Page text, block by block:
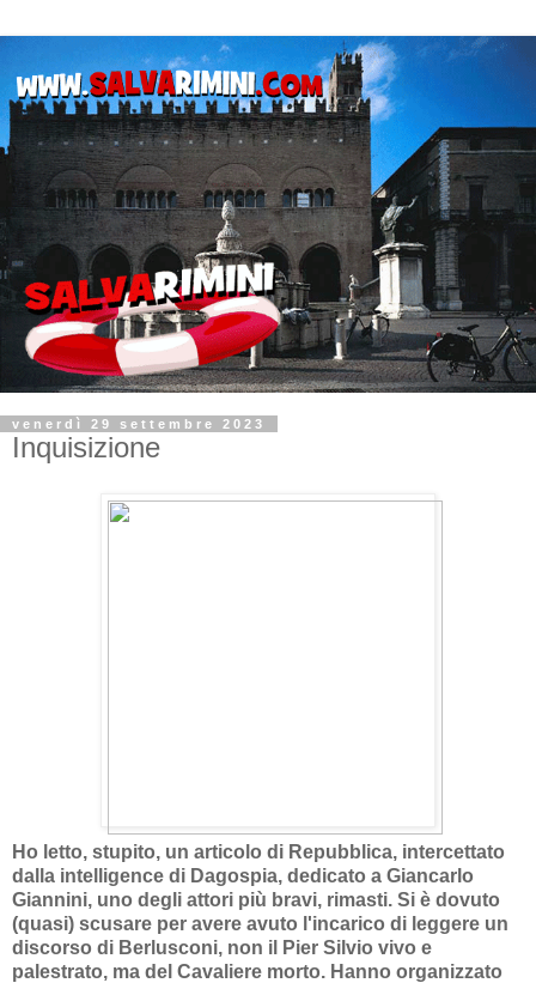
venerdì 29 settembre 2023
Inquisizione
Ho letto, stupito, un articolo di Repubblica, intercettato
dalla intelligence di Dagospia, dedicato a Giancarlo
Giannini, uno degli attori più bravi, rimasti. Si è dovuto
(quasi) scusare per avere avuto l'incarico di leggere un
discorso di Berlusconi, non il Pier Silvio vivo e
palestrato, ma del Cavaliere morto. Hanno organizzato